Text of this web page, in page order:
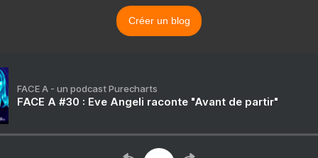
Créer un blog
FACE A - un podcast Purecharts
FACE A #30 : Eve Angeli raconte "Avant de partir"